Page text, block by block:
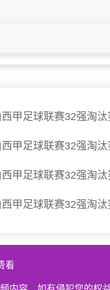
看